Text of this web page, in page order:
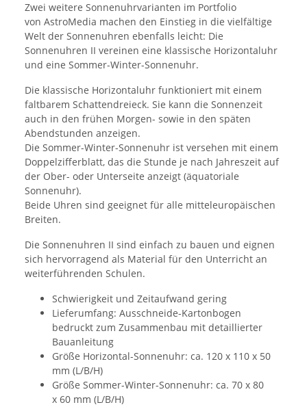
Zwei weitere Sonnenuhrvarianten im Portfolio
von AstroMedia machen den Einstieg in die vielfältige
Welt der Sonnenuhren ebenfalls leicht: Die
Sonnenuhren II vereinen eine klassische Horizontaluhr
und eine Sommer-Winter-Sonnenuhr.
Die klassische Horizontaluhr funktioniert mit einem
faltbarem Schattendreieck. Sie kann die Sonnenzeit
auch in den frühen Morgen- sowie in den späten
Abendstunden anzeigen.
Die Sommer-Winter-Sonnenuhr ist versehen mit einem
Doppelzifferblatt, das die Stunde je nach Jahreszeit auf
der Ober- oder Unterseite anzeigt (äquatoriale
Sonnenuhr).
Beide Uhren sind geeignet für alle mitteleuropäischen
Breiten.
Die Sonnenuhren II sind einfach zu bauen und eignen
sich hervorragend als Material für den Unterricht an
weiterführenden Schulen.
Schwierigkeit und Zeitaufwand gering
Lieferumfang: Ausschneide-Kartonbogen
bedruckt zum Zusammenbau mit detaillierter
Bauanleitung
Größe Horizontal-Sonnenuhr: ca. 120 x 110 x 50
mm (L/B/H)
Größe Sommer-Winter-Sonnenuhr: ca. 70 x 80
x 60 mm (L/B/H)